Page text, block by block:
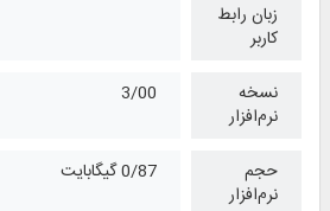
زبان رابط
کاربر
نسخه
نرم‌افزار
3/00
حجم
نرم‌افزار
0/87 گیگابایت